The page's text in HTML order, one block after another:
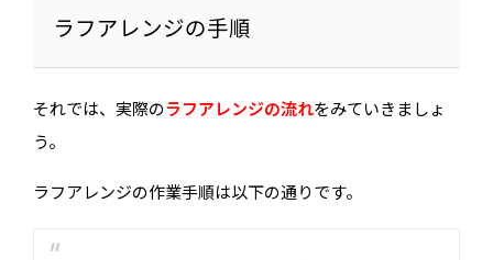
ラフアレンジの手順
それでは、実際のラフアレンジの流れをみていきましょ
う。
ラフアレンジの作業手順は以下の通りです。